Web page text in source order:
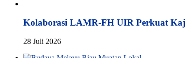
Kolaborasi LAMR-FH UIR Perkuat
28 Juli 2026